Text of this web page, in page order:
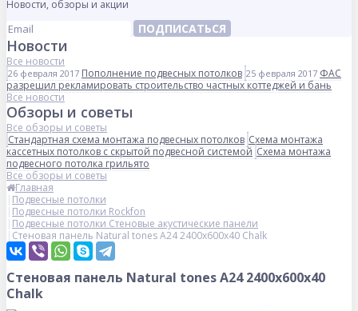
Новости, обзоры и акции
ПОДПИСАТЬСЯ
Новости
Все новости
26 февраля 2017 Пополнение подвесных потолков 25 февраля 2017 ФАС
разрешил рекламировать строительство частных коттеджей и бань
Все новости
Обзоры и советы
Все обзоры и советы
Стандартная схема монтажа подвесных потолков Схема монтажа
кассетных потолков с скрытой подвесной системой Схема монтажа
подвесного потолка грильято
Все обзоры и советы
Главная
Подвесные потолки
Подвесные потолки Rockfon
Подвесные потолки Стеновые акустические панели
Стеновая панель Natural tones А24 2400x600x40 Chalk
Стеновая панель Natural tones А24 2400x600x40
Chalk